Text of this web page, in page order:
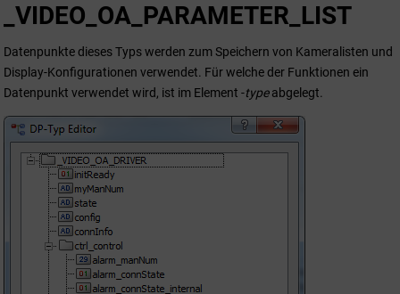
_VIDEO_OA_PARAMETER_LIST
Datenpunkte dieses Typs werden zum Speichern von Kameralisten und
Display-Konfigurationen verwendet. Für welche der Funktionen ein
Datenpunkt verwendet wird, ist im Element -typeabgelegt.